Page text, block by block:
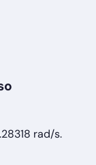
rad/s.